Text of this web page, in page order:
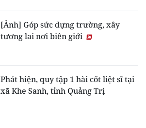
[Ảnh] Góp sức dựng trường, xây
tương lai nơi biên giới
Phát hiện, quy tập 1 hài cốt liệt sĩ tại
xã Khe Sanh, tỉnh Quảng Trị